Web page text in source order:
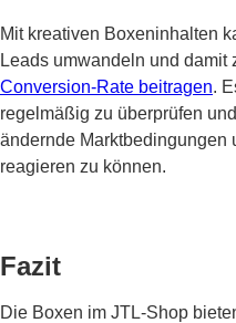
Mit kreativen Boxeninhalten
Leads umwandeln und damit
Conversion-Rate beitragen.
regelmäßig zu überprüfen
ändernde Marktbedingungen
reagieren zu können.
Fazit
Die Boxen im JTL-Shop